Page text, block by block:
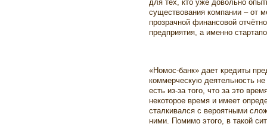
для тех, кто уже довольно
существования компании – от
прозрачной финансовой
предприятия, а именно
«Номос-банк» дает кредиты
коммерческую деятельность
есть из-за того, что за это
некоторое время и имеет
сталкивался с вероятными
ними. Помимо этого, в такой